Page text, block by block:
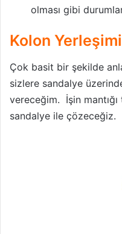
olması gibi
Kolon Yerleşimi
Çok basit bir şekilde
sizlere sandalye
vereceğim. İşin
sandalye ile çözeceğiz.